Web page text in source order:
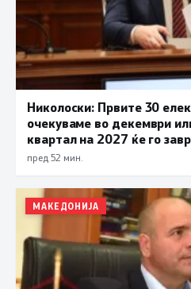
Николоски: Првите 30
очекуваме во декември
квартал на 2027 ќе го
Охрид – Кичево
пред 52 мин.
МАКЕДОНИЈА